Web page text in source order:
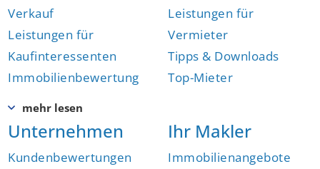
Verkauf
Leistungen für
Kaufinteressenten
Immobilienbewertung
Leistungen für
Vermieter
Tipps & Downloads
Top-Mieter
Unternehmen
Kundenbewertungen
Ihr Makler
Immobilienangebote